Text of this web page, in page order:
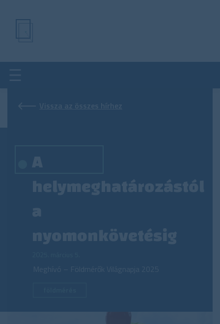
Vissza az összes hírhez
A
helymeghatározástól
a
nyomonkövetésig
Meghívó – Földmérők Világnapja 2025